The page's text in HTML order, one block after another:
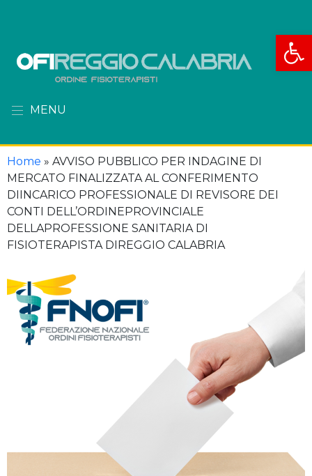
Apri
MENU
Home » AVVISO PUBBLICO PER INDAGINE DI
MERCATO FINALIZZATA AL CONFERIMENTO
DIINCARICO PROFESSIONALE DI REVISORE DEI
CONTI DELL’ORDINEPROVINCIALE
DELLAPROFESSIONE SANITARIA DI
FISIOTERAPISTA DIREGGIO CALABRIA